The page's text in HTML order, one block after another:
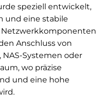
speziell entwickelt,
und eine stabile
Anschluss von
NAS-Systemen oder
wo präzise
und eine hohe